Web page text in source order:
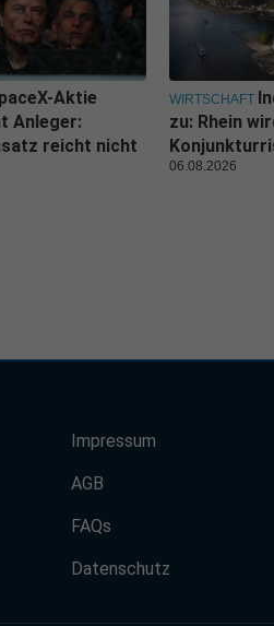
Aktie
Anleger:
reicht nicht
WIRTSCHAFT
zu: Rhein
06.08.2026
Impressum
AGB
FAQs
Datenschutz